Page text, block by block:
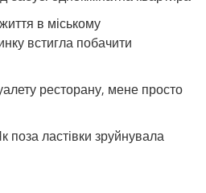
в міському
встигла побачити
ресторану, мене просто
поза ластівки зруйнувала